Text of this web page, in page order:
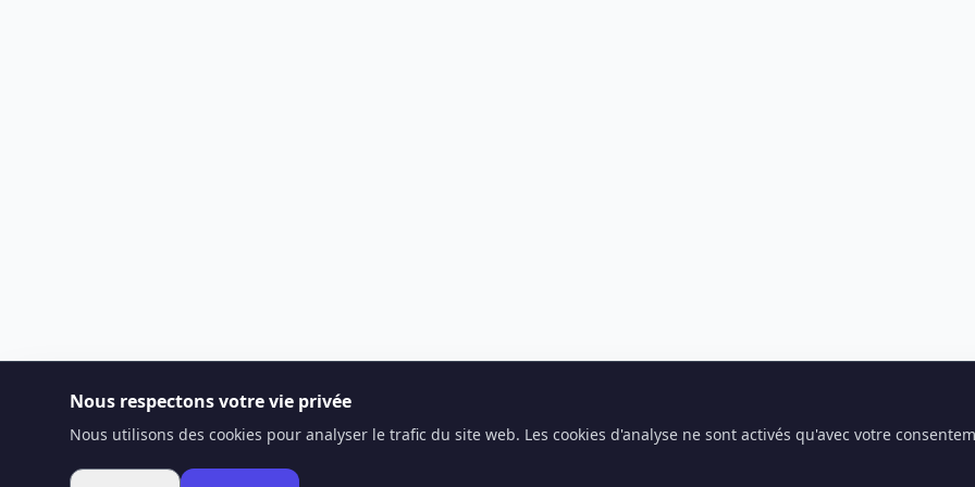
Nous respectons votre vie privée
Nous utilisons des cookies pour analyser le trafic du site web. Les cookies d'analyse ne sont activés qu'avec votre